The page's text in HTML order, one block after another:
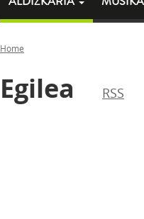
Home
Egilea RSS